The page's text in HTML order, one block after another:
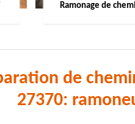
Ramonage de
de
27370: